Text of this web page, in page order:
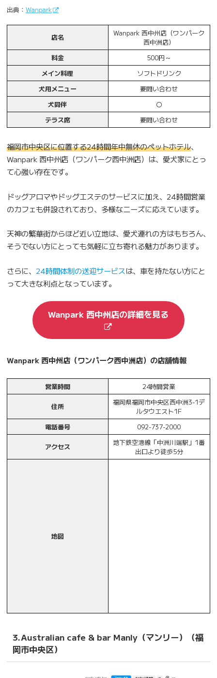
出典： Wanpark
店名
Wanpark 西中州店（ワンパーク
西中洲店）
料金
500円～
メイン料理
ソフトドリンク
犬用メニュー
要問い合わせ
犬同伴
〇
テラス席
要問い合わせ
福岡市中央区に位置する24時間年中無休のペットホテル、
Wanpark 西中州店（ワンパーク西中洲店）は、愛犬家にとっ
て心強い存在です。
ドッグアロマやドッグエステのサービスに加え、24時間営業
のカフェも併設されており、多様なニーズに応えています。
天神の繁華街からほど近い立地は、愛犬連れの方はもちろん、
そうでない方にとっても気軽に立ち寄れる魅力があります。
さらに、 24時間体制の送迎サービスは、車を持たない方にと
って大きな利点となっています。
Wanpark 西中州店の詳細を見る
Wanpark 西中州店（ワンパーク西中洲店）の店舗情報
営業時間 24時間営業
住所
福岡県福岡市中央区西中洲3-1デ
ルタウエスト1F
電話番号
092-737-2000
アクセス
地下鉄空港線「中洲川端駅」1番
出口より徒歩5分
地図
3.Australian cafe & bar Manly（マンリー）（福
岡市中央区）